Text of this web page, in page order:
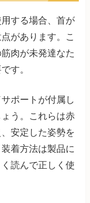
する場合、首が
があります。こ
肉が未発達なた
す。
ポートが付属し
う。これらは赤
安定した姿勢を
着方法は製品に
読んで正しく使